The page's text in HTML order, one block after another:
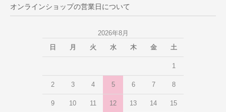
オンラインショップの営業日について
2026年8月
日
月 火 水 木 金 土
1
2 3 4 5 6 7 8
9 10 11 12 13 14 15